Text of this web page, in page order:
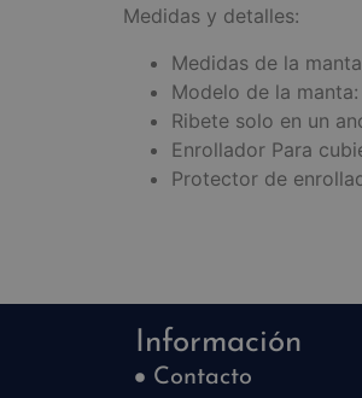
Medidas y detalles:
Medidas de la
Modelo de la
Ribete solo en un
Enrollador Para
Protector de
Información
Contacto